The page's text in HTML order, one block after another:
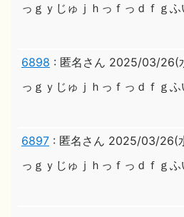
っｇｙじゅｊｈっｆっｄｆｇふ
6898 : 匿名さん 2025/03/26(
っｇｙじゅｊｈっｆっｄｆｇふ
6897 : 匿名さん 2025/03/26(
っｇｙじゅｊｈっｆっｄｆｇふ